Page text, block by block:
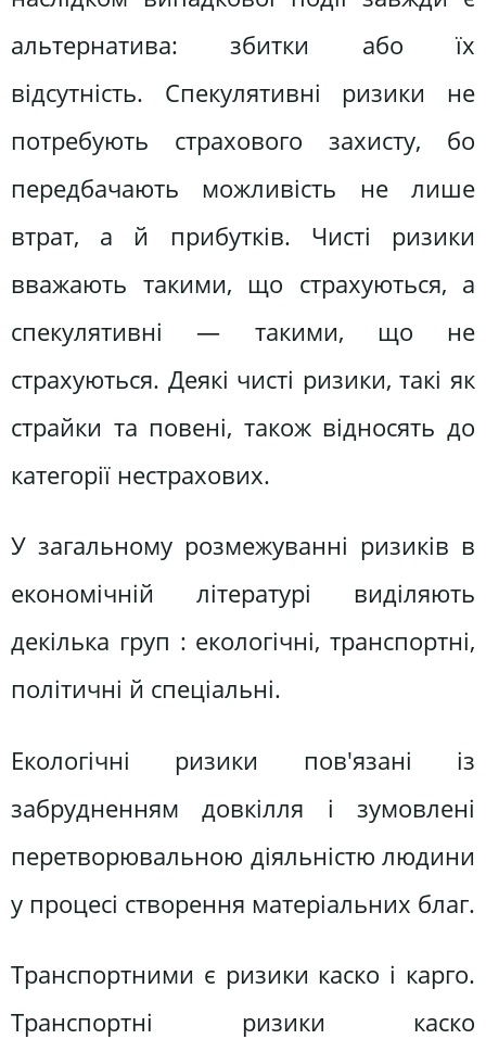
альтернатива: збитки або їх
відсутність. Спекулятивні ризики не
потребують страхового захисту, бо
передбачають можливість не лише
втрат, а й прибутків. Чисті ризики
вважають такими, що страхуються, а
спекулятивні — такими, що не
страхуються. Деякі чисті ризики, такі як
страйки та повені, також відносять до
категорії нестрахових.
У загальному розмежуванні ризиків в
економічній літературі виділяють
декілька груп : екологічні, транспортні,
політичні й спеціальні.
Екологічні ризики пов'язані із
забрудненням довкілля і зумовлені
перетворювальною діяльністю людини
у процесі створення матеріальних благ.
Транспортними є ризики каско і карго.
Транспортні ризики каско